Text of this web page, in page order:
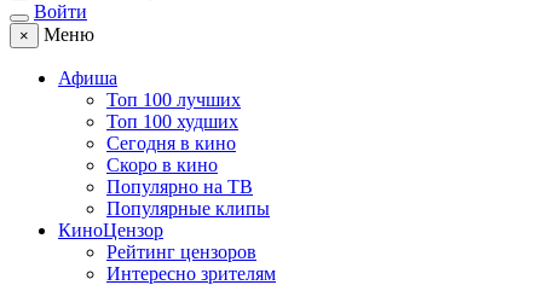
Войти
× Меню
Афиша
Топ 100 лучших
Топ 100 худших
Сегодня в кино
Скоро в кино
Популярно на ТВ
Популярные клипы
КиноЦензор
Рейтинг цензоров
Интересно зрителям